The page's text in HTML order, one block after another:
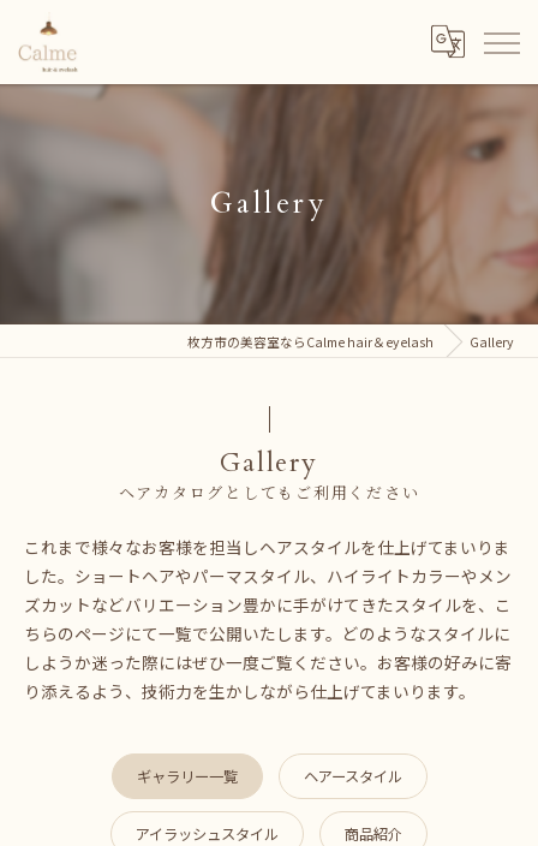
Gallery
枚方市の美容室ならCalme hair＆eyelash Gallery
Gallery
ヘアカタログとしてもご利用ください
これまで様々なお客様を担当しヘアスタイルを仕上げてまいりま
した。ショートヘアやパーマスタイル、ハイライトカラーやメン
ズカットなどバリエーション豊かに手がけてきたスタイルを、こ
ちらのページにて一覧で公開いたします。どのようなスタイルに
しようか迷った際にはぜひ一度ご覧ください。お客様の好みに寄
り添えるよう、技術力を生かしながら仕上げてまいります。
ギャラリー一覧 ヘアースタイル
アイラッシュスタイル 商品紹介